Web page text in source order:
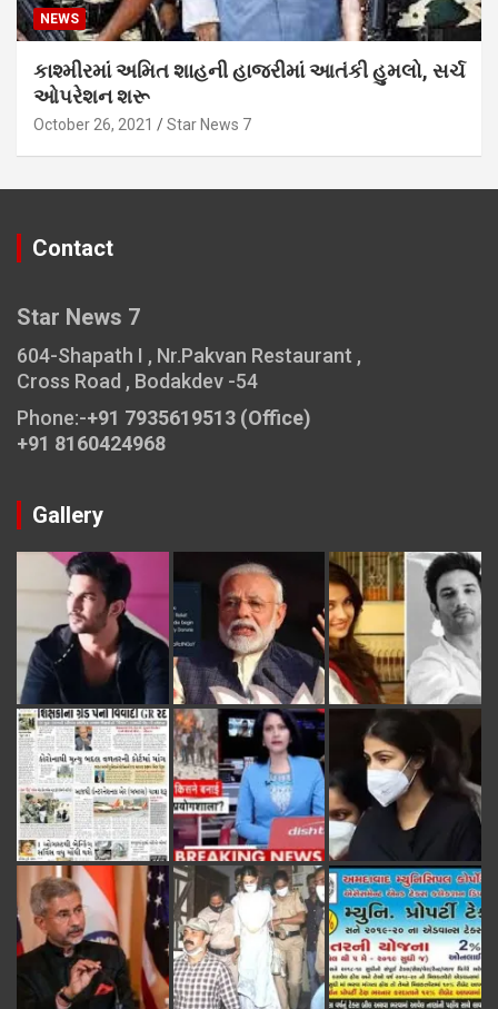
NEWS
કાશ્મીરમાં અમિત શાહની હાજરીમાં આતંકી હુમલો, સર્ચ
ઓપરેશન શરૂ
October 26, 2021 Star News 7
Contact
Star News 7
604-Shapath I , Nr.Pakvan Restaurant ,
Cross Road , Bodakdev -54
Phone:-+91 7935619513 (Office)
+91 8160424968
Gallery